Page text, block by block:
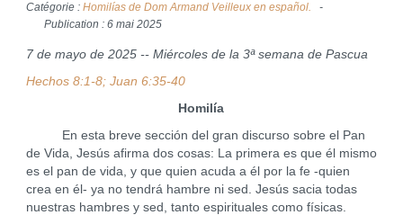
Catégorie : Homilías de Dom Armand Veilleux en español.
Publication : 6 mai 2025
7 de mayo de 2025 -- Miércoles de la 3ª semana de Pascua
Hechos 8:1-8; Juan 6:35-40
Homilía
En esta breve sección del gran discurso sobre el Pan
de Vida, Jesús afirma dos cosas: La primera es que él mismo
es el pan de vida, y que quien acuda a él por la fe -quien
crea en él- ya no tendrá hambre ni sed. Jesús sacia todas
nuestras hambres y sed, tanto espirituales como físicas.